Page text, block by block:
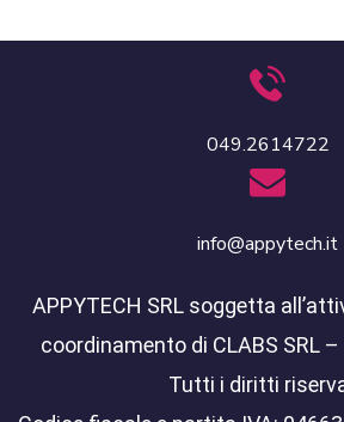
049.2614722
info@appytech.it
APPYTECH SRL soggetta
coordinamento di CLABS SRL
Tutti i diritti